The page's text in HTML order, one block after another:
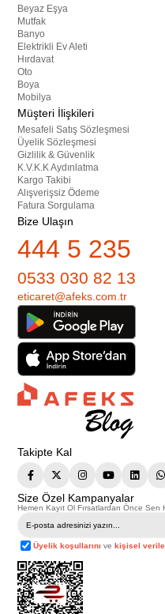
Beyaz Eşya
Mutfak
Banyo
Elektrikli Ev Aleti
Hırdavat
Oto
Boya
Mobilya
Müşteri İlişkileri
Mesafeli Satış Sözleşmesi
Üyelik Sözleşmesi
Gizlilik & Güvenlik
K.V.K.K Aydınlatma
Kargo Takibi
Alışverişsiz Ödeme
Fatura Sorgulama
Bize Ulaşın
444 5 235
0533 030 82 13
eticaret@afeks.com.tr
Takipte Kal
Size Özel Kampanyalar
Hemen Kayıt Ol Fırsatlardan Önce Sen
Üyelik koşullarını vekişisel